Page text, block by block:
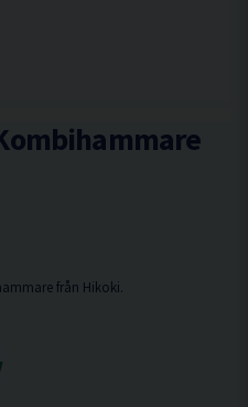
från Hikoki.